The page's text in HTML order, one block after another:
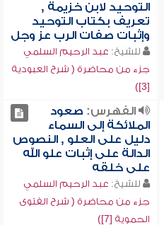
التوحيد لابن خزيمة ,
تعريف بكتاب التوحيد
وإثبات صفات الرب عز وجل
للشيخ: عبد الرحيم السلمي
جزء من محاضرة ( شرح العبودية
[3])
الفهرس: صعود
الملائكة إلى السماء
دليل على العلو , النصوص
الدالة على إثبات علو الله
على خلقه
للشيخ: عبد الرحيم السلمي
جزء من محاضرة ( شرح الفتوى
الحموية [7])